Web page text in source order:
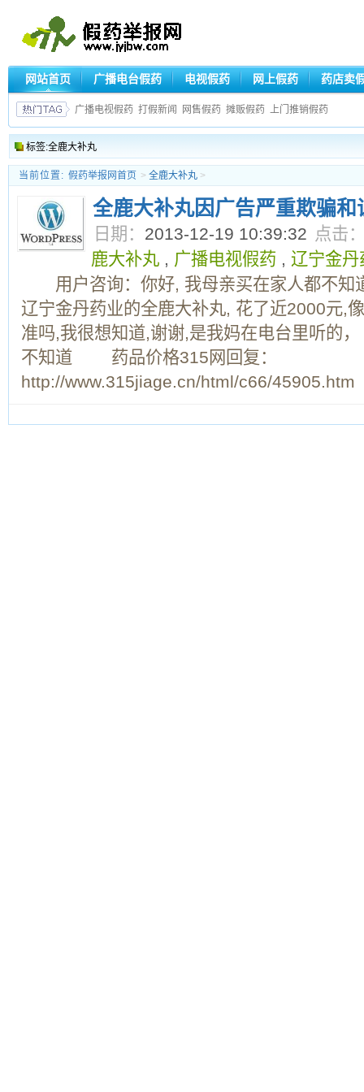
网站首页 广播电台假药 电视假药 网上假药 药店卖
广播电视假药 打假新闻 网售假药 摊贩假药 上门推销假药
标签:全鹿大补丸
当前位置: 假药举报网首页 > 全鹿大补丸 >
全鹿大补丸因广告严重欺骗
日期： 2013-12-19 10:39:32 点击
鹿大补丸 , 广播电视假药 , 辽宁金丹
用户咨询：你好, 我母亲买在家人都不知
辽宁金丹药业的全鹿大补丸, 花了近2000元,
准吗,我很想知道,谢谢,是我妈在电台里听的
不知道 药品价格315网回复：
http://www.315jiage.cn/html/c66/